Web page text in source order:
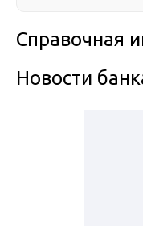
Справочная
Новости